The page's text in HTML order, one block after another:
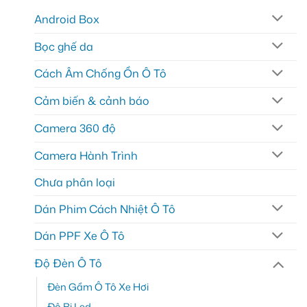
Android Box
Bọc ghế da
Cách Âm Chống Ồn Ô Tô
Cảm biến & cảnh báo
Camera 360 độ
Camera Hành Trình
Chưa phân loại
Dán Phim Cách Nhiệt Ô Tô
Dán PPF Xe Ô Tô
Độ Đèn Ô Tô
Đèn Gầm Ô Tô Xe Hơi